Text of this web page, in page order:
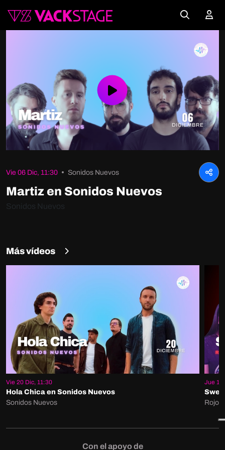
Play
Video
Vie 06 Dic, 11:30 Sonidos Nuevos
Martiz en Sonidos Nuevos
Sonidos Nuevos
Más vídeos
Vie 20 Dic, 11:30
Hola Chica en Sonidos Nuevos
Sonidos Nuevos
Jue 19
Rojo
Con el apoyo de